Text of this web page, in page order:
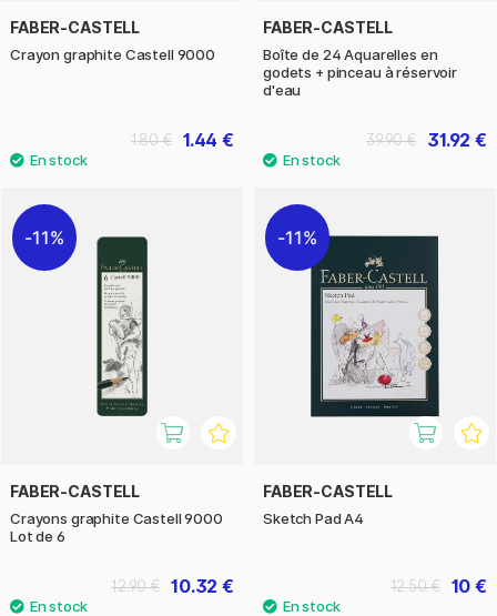
FABER-CASTELL
Crayon graphite Castell 9000
1.44 €
1.80 €
FABER-CASTELL
Boîte de 24 Aquarelles en
godets + pinceau à réservoir
d'eau
31.92 €
39.90 €
11%
FABER-CASTELL
Crayons graphite Castell 9000
Lot de 6
10.32 €
12.90 €
11%
FABER-CASTELL
Sketch Pad A4
10 €
12.50 €